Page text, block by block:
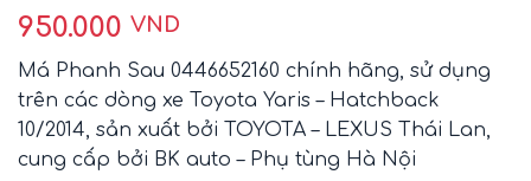
950.000 VND
Má Phanh Sau 0446652160 chính hãng, sử dụng
trên các dòng xe Toyota Yaris – Hatchback
10/2014, sản xuất bởi TOYOTA – LEXUS Thái Lan,
cung cấp bởi BK auto – Phụ tùng Hà Nội